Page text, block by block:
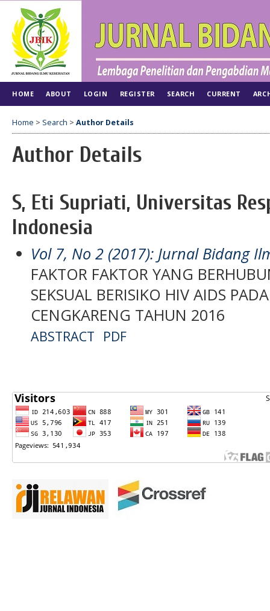
HOME ABOUT LOGIN REGISTER SEARCH CURRENT
Home > Search > Author Details
Author Details
S, Eti Supriati, Universitas
Indonesia
Vol 7, No 2 (2017): Jurnal Bidang
FAKTOR FAKTOR YANG
SEKSUAL BERISIKO HIV AIDS
CENGKARENG TAHUN 2016
ABSTRACT PDF